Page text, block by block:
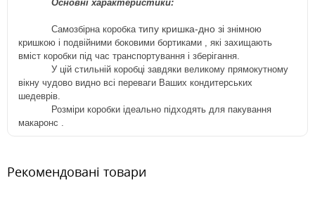
Основні характеристики:
Самозбірна коробка типу кришка-дно зізнімною
кришкою і подвійними боковими бортиками , які захищають
вміст коробки під час транспортування і зберігання.
У цій стильній коробці завдяки великому прямокутному
вікну чудово видно всі переваги Ваших кондитерських
шедеврів.
Розміри коробки ідеально підходять для пакування
макаронс
Рекомендовані товари